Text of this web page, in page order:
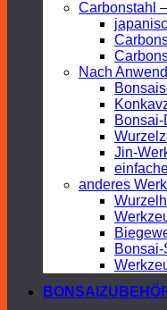
Carbonstahl
Nach
Jin-
anderes